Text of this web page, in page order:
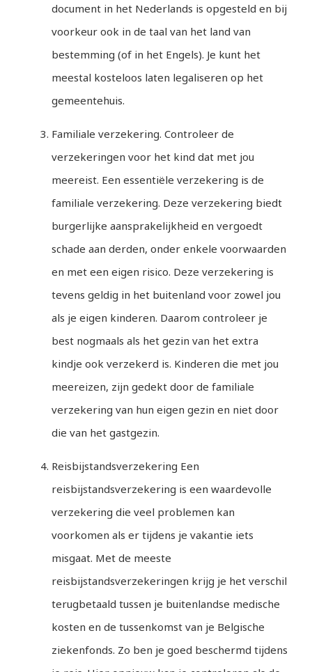
document in het Nederlands is opgesteld en bij
voorkeur ook in de taal van het land van
bestemming (of in het Engels). Je kunt het
meestal kosteloos laten legaliseren op het
gemeentehuis.
Familiale verzekering. Controleer de
verzekeringen voor het kind dat met jou
meereist. Een essentiële verzekering is de
familiale verzekering. Deze verzekering biedt
burgerlijke aansprakelijkheid en vergoedt
schade aan derden, onder enkele voorwaarden
en met een eigen risico. Deze verzekering is
tevens geldig in het buitenland voor zowel jou
als je eigen kinderen. Daarom controleer je
best nogmaals als het gezin van het extra
kindje ook verzekerd is. Kinderen die met jou
meereizen, zijn gedekt door de familiale
verzekering van hun eigen gezin en niet door
die van het gastgezin.
Reisbijstandsverzekering Een
reisbijstandsverzekering is een waardevolle
verzekering die veel problemen kan
voorkomen als er tijdens je vakantie iets
misgaat. Met de meeste
reisbijstandsverzekeringen krijg je het verschil
terugbetaald tussen je buitenlandse medische
kosten en de tussenkomst van je Belgische
ziekenfonds. Zo ben je goed beschermd tijdens